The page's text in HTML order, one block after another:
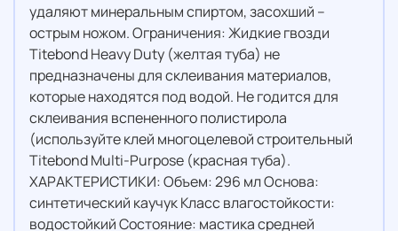
удаляют минеральным спиртом, засохший –
острым ножом. Ограничения: Жидкие гвозди
Titebond Heavy Duty (желтая туба) не
предназначены для склеивания материалов,
которые находятся под водой. Не годится для
склеивания вспененного полистирола
(используйте клей многоцелевой строительный
Titebond Multi-Purpose (красная туба).
ХАРАКТЕРИСТИКИ: Объем: 296 мл Основа:
синтетический каучук Класс влагостойкости:
водостойкий Состояние: мастика средней